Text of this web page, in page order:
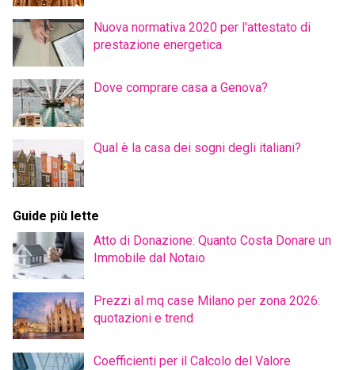
Nuova normativa 2020 per l'attestato di
prestazione energetica
Dove comprare casa a Genova?
Qual è la casa dei sogni degli italiani?
Guide più lette
Atto di Donazione: Quanto Costa Donare un
Immobile dal Notaio
Prezzi al mq case Milano per zona 2026:
quotazioni e trend
Coefficienti per il Calcolo del Valore